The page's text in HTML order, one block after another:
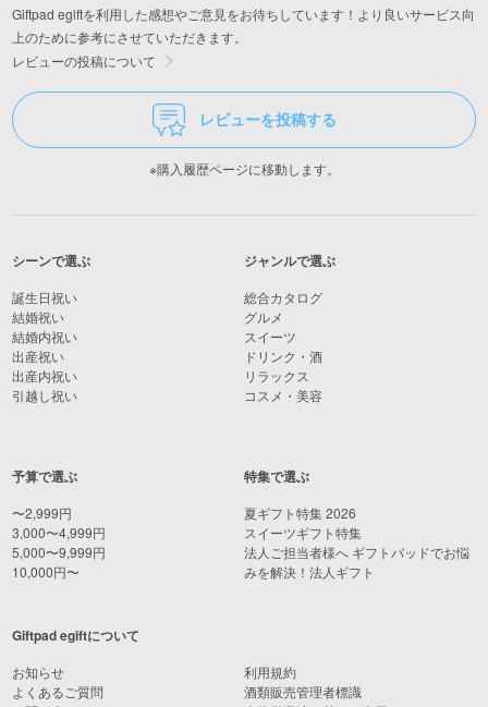
Giftpad egiftを利用した感想やご意見をお待ちしています！より良いサービス向
上のために参考にさせていただきます。
レビューの投稿について
レビューを投稿する
※購入履歴ページに移動します。
シーンで選ぶ
誕生日祝い
結婚祝い
結婚内祝い
出産祝い
出産内祝い
引越し祝い
予算で選ぶ
〜2,999円
3,000〜4,999円
5,000〜9,999円
10,000円〜
ジャンルで選ぶ
総合カタログ
グルメ
スイーツ
ドリンク・酒
リラックス
コスメ・美容
特集で選ぶ
夏ギフト特集 2026
スイーツギフト特集
法人ご担当者様へ ギフトパッドでお悩
みを解決！法人ギフト
Giftpad egiftについて
お知らせ
よくあるご質問
利用規約
酒類販売管理者標識